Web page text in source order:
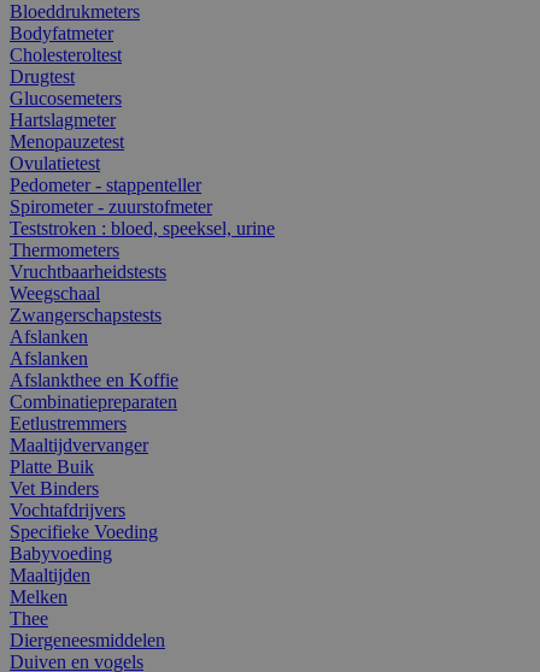
Bloeddrukmeters
Bodyfatmeter
Cholesteroltest
Drugtest
Glucosemeters
Hartslagmeter
Menopauzetest
Ovulatietest
Pedometer - stappenteller
Spirometer - zuurstofmeter
Teststroken : bloed, speeksel, urine
Thermometers
Vruchtbaarheidstests
Weegschaal
Zwangerschapstests
Afslanken
Afslanken
Afslankthee en Koffie
Combinatiepreparaten
Eetlustremmers
Maaltijdvervanger
Platte Buik
Vet Binders
Vochtafdrijvers
Specifieke Voeding
Babyvoeding
Maaltijden
Melken
Thee
Diergeneesmiddelen
Duiven en vogels